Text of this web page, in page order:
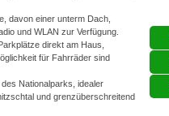
davon einer unterm Dach,
und WLAN zur Verfügung.
direkt am Haus,
für Fahrräder sind
Nationalparks, idealer
und grenzüberschreitend